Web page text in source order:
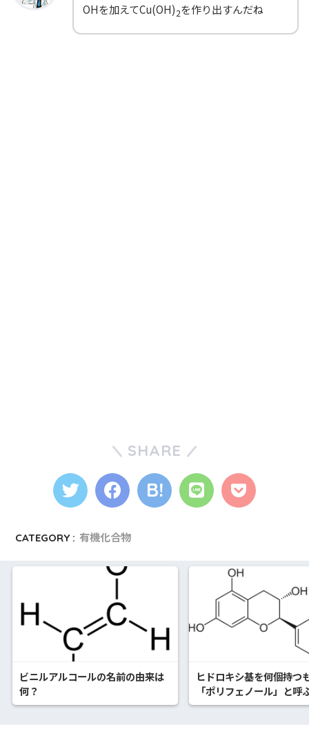
OHを加えてCu(OH)2を作り出すんだね
SHARE
CATEGORY : 有機化合物
ビニルアルコールの名前の由来は
何？
ヒドロキシ基を何個持つ
「ポリフェノール」と呼